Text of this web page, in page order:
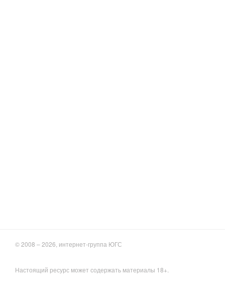
© 2008 – 2026, интернет-группа ЮГС
Настоящий ресурс может содержать материалы 18+.